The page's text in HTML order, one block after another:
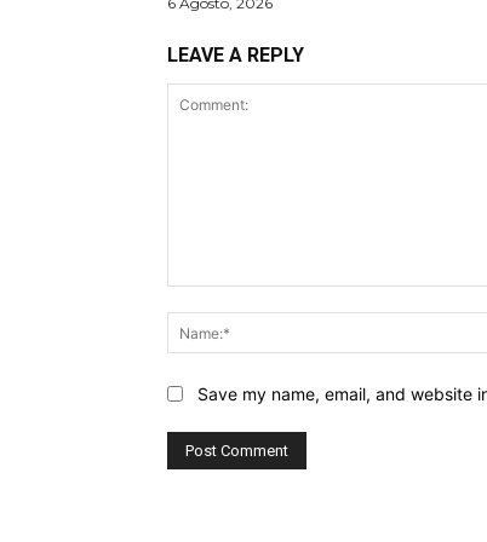
LEAVE A REPLY
Save my name, email, and website